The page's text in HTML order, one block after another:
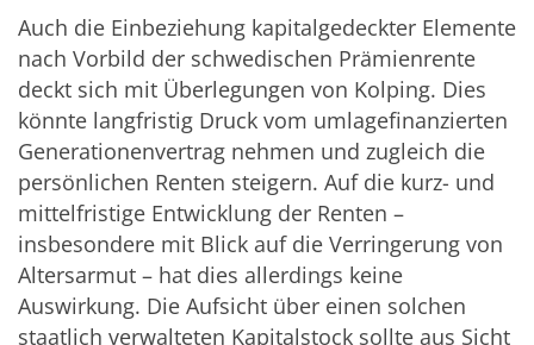
Auch die Einbeziehung kapitalgedeckter Elemente
nach Vorbild der schwedischen Prämienrente
deckt sich mit Überlegungen von Kolping. Dies
könnte langfristig Druck vom umlagefinanzierten
Generationenvertrag nehmen und zugleich die
persönlichen Renten steigern. Auf die kurz- und
mittelfristige Entwicklung der Renten –
insbesondere mit Blick auf die Verringerung von
Altersarmut – hat dies allerdings keine
Auswirkung. Die Aufsicht über einen solchen
staatlich verwalteten Kapitalstock sollte aus Sicht